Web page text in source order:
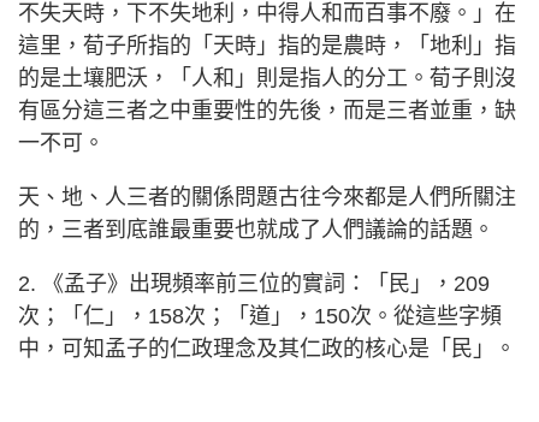
不失天時，下不失地利，中得人和而百事不廢。」在
這里，荀子所指的「天時」指的是農時，「地利」指
的是土壤肥沃，「人和」則是指人的分工。荀子則沒
有區分這三者之中重要性的先後，而是三者並重，缺
一不可。
天、地、人三者的關係問題古往今來都是人們所關注
的，三者到底誰最重要也就成了人們議論的話題。
2. 《孟子》出現頻率前三位的實詞：「民」，209
次；「仁」，158次；「道」，150次。從這些字頻
中，可知孟子的仁政理念及其仁政的核心是「民」。